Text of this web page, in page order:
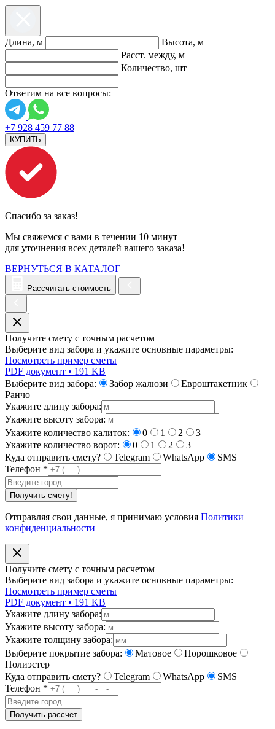
Длина, м
Высота, м
Расст. между, м
Количество, шт
Ответим на все вопросы:
+7 928 459 77 88
КУПИТЬ
Спасибо за заказ!
Мы свяжемся с вами в течении 10 минут
для уточнения всех деталей вашего заказа!
ВЕРНУТЬСЯ В КАТАЛОГ
Рассчитать стоимость
Получите смету с точным расчетом
Выберите вид забора и укажите основные параметры:
Посмотреть пример сметы
PDF документ • 191 KB
Выберите вид забора:
Забор жалюзи
Евроштакетник
Ранчо
Укажите длину забора:
Укажите высоту забора:
Укажите количество калиток:
0 1 2
3
Укажите количество ворот:
0 1 2
3
Куда отправить смету?
Telegram WhatsApp
SMS
Телефон *
Получить смету!
Отправляя свои данные, я принимаю условия Политики
конфиденциальности
Получите смету с точным расчетом
Выберите вид забора и укажите основные параметры:
Посмотреть пример сметы
PDF документ • 191 KB
Укажите длину забора:
Укажите высоту забора:
Укажите толщину забора:
Выберите покрытие забора:
Матовое
Порошковое
Полиэстер
Куда отправить смету?
Telegram WhatsApp
SMS
Телефон *
Получить рассчет